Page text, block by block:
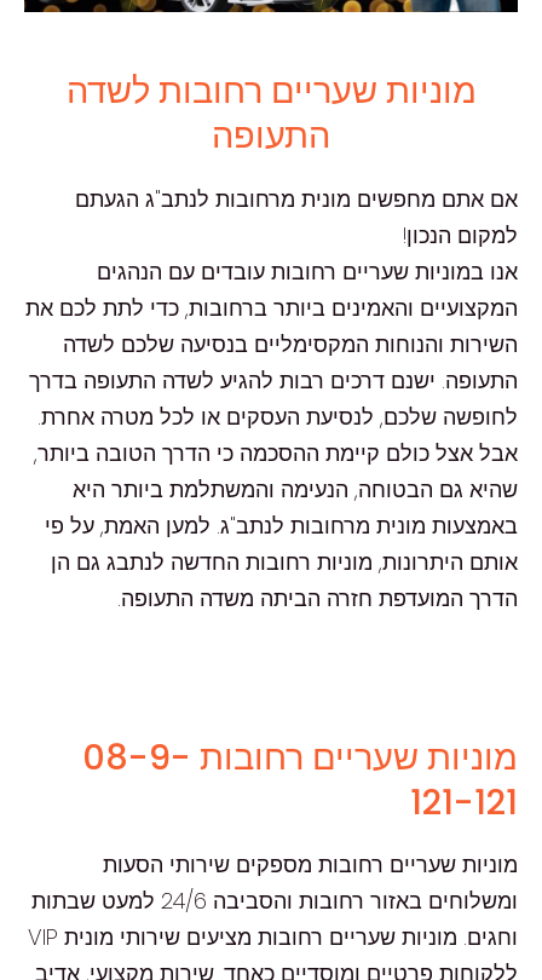
מוניות שעריים רחובות לשדה
התעופה
אם אתם מחפשים מונית מרחובות לנתב"ג הגעתם
למקום הנכון!
אנו במוניות שעריים רחובות עובדים עם הנהגים
המקצועיים והאמינים ביותר ברחובות, כדי לתת לכם את
השירות והנוחות המקסימליים בנסיעה שלכם לשדה
התעופה. ישנם דרכים רבות להגיע לשדה התעופה בדרך
לחופשה שלכם, לנסיעת העסקים או לכל מטרה אחרת.
אבל אצל כולם קיימת ההסכמה כי הדרך הטובה ביותר,
שהיא גם הבטוחה, הנעימה והמשתלמת ביותר היא
באמצעות מונית מרחובות לנתב"ג. למען האמת, על פי
אותם היתרונות, מוניות רחובות החדשה לנתבג גם הן
הדרך המועדפת חזרה הביתה משדה התעופה.
מוניות שעריים רחובות 08-9-
121-121
מוניות שעריים רחובות מספקים שירותי הסעות
ומשלוחים באזור רחובות והסביבה 24/6 למעט שבתות
וחגים. מוניות שעריים רחובות מציעים שירותי מונית VIP
ללקוחות פרטיים ומוסדיים כאחד. שירות מקצועי, אדיב